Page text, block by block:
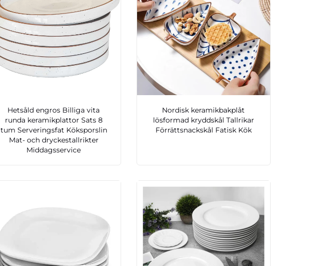
Hetsåld engros Billiga vita
runda keramikplattor Sats 8
tum Serveringsfat Köksporslin
Mat- och dryckestallrikter
Middagsservice
Nordisk keramikbakplåt
lösformad kryddskål Tallrikar
Förrättsnackskål Fatisk Kök